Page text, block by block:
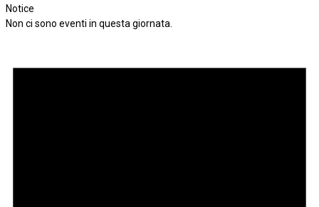
Notice
Non ci sono eventi in questa giornata.